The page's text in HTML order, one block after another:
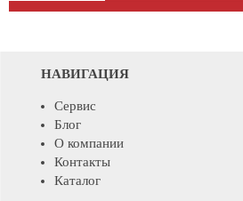
НАВИГАЦИЯ
Сервис
Блог
О компании
Контакты
Каталог